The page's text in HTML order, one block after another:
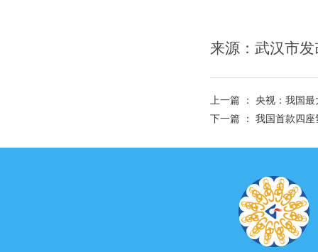
来源：武汉市
上一篇 ： 央视：我国
下一篇 ： 我国首款四